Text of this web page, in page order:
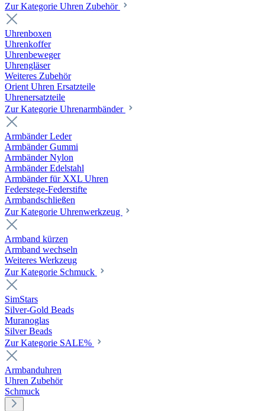
Zur Kategorie Uhren Zubehör
Uhrenboxen
Uhrenkoffer
Uhrenbeweger
Uhrengläser
Weiteres Zubehör
Orient Uhren Ersatzteile
Uhrenersatzteile
Zur Kategorie Uhrenarmbänder
Armbänder Leder
Armbänder Gummi
Armbänder Nylon
Armbänder Edelstahl
Armbänder für XXL Uhren
Federstege-Federstifte
Armbandschließen
Zur Kategorie Uhrenwerkzeug
Armband kürzen
Armband wechseln
Weiteres Werkzeug
Zur Kategorie Schmuck
SimStars
Silver-Gold Beads
Muranoglas
Silver Beads
Zur Kategorie SALE%
Armbanduhren
Uhren Zubehör
Schmuck